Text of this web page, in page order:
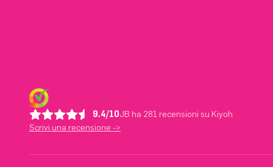
9.4/10JB ha 281 recensioni su Kiyoh
Scrivi una recensione ->